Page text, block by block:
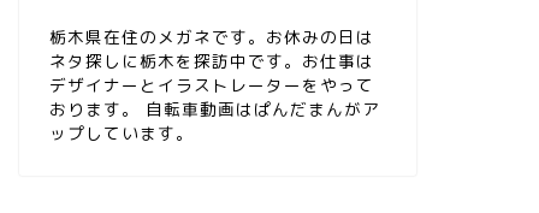
栃木県在住のメガネです。お休みの日は
ネタ探しに栃木を探訪中です。お仕事は
デザイナーとイラストレーターをやって
おります。 自転車動画はぱんだまんがア
ップしています。